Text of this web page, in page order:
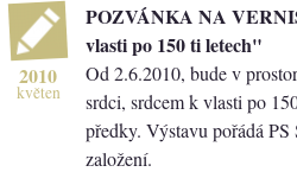
2010
květen
POZVÁNKA NA
vlasti po 150 ti letech"
Od 2.6.2010, bude v
srdci, srdcem k vlasti po
předky. Výstavu pořádá
založení.